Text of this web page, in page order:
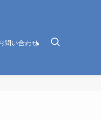
問い合わせ